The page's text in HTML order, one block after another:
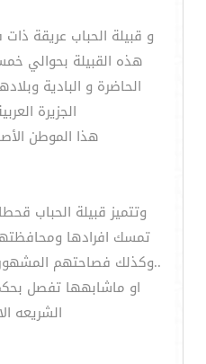
و قبيلة الحباب عريقة
هذه القبيلة بحوالي
الحاضرة و البادية
الجزيرة
هذا الموطن
وتتميز قبيلة الحباب
تمسك افرادها
..وكذلك فصاحتهم
او ماشابهها تفصل
الشريعه